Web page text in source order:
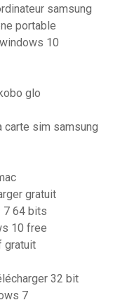
samsung
portable
10
glo
carte sim samsung
gratuit
7 64 bits
10 free
gratuit
32 bit
7